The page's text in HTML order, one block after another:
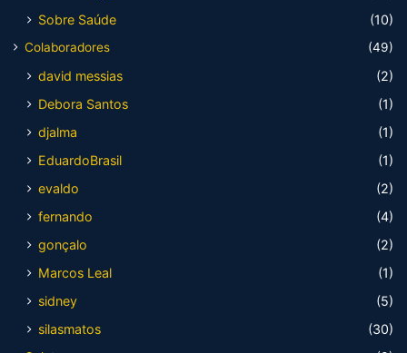
Sobre Saúde
(10)
Colaboradores (49)
david messias
(2)
Debora Santos
(1)
djalma
(1)
EduardoBrasil
(1)
evaldo
(2)
fernando
(4)
gonçalo
(2)
Marcos Leal
(1)
sidney
(5)
silasmatos
(30)